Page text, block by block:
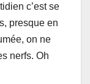
c’est se
presque en
on ne
nerfs. Oh